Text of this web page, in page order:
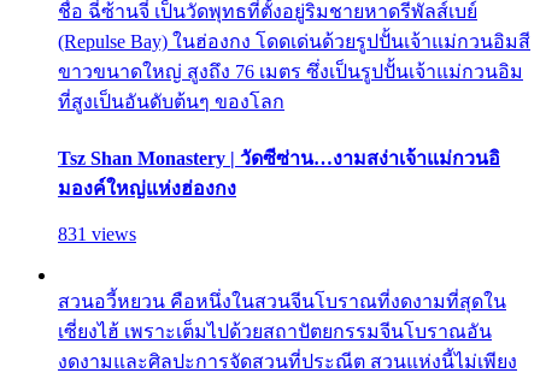
ชื่อ ฉี่ซ้านจี๋ เป็นวัดพุทธที่ตั้งอยู่ริมชายหาดรีพัลส์เบย์
(Repulse Bay) ในฮ่องกง โดดเด่นด้วยรูปปั้นเจ้าแม่กวนอิมสี
ขาวขนาดใหญ่ สูงถึง 76 เมตร ซึ่งเป็นรูปปั้นเจ้าแม่กวนอิม
ที่สูงเป็นอันดับต้นๆ ของโลก
Tsz Shan Monastery | วัดซีซ่าน…งามสง่าเจ้าแม่กวนอิ
มองค์ใหญ่แห่งฮ่องกง
831 views
สวนอวี้หยวน คือหนึ่งในสวนจีนโบราณที่งดงามที่สุดใน
เซี่ยงไฮ้ เพราะเต็มไปด้วยสถาปัตยกรรมจีนโบราณอัน
งดงามและศิลปะการจัดสวนที่ประณีต สวนแห่งนี้ไม่เพียง